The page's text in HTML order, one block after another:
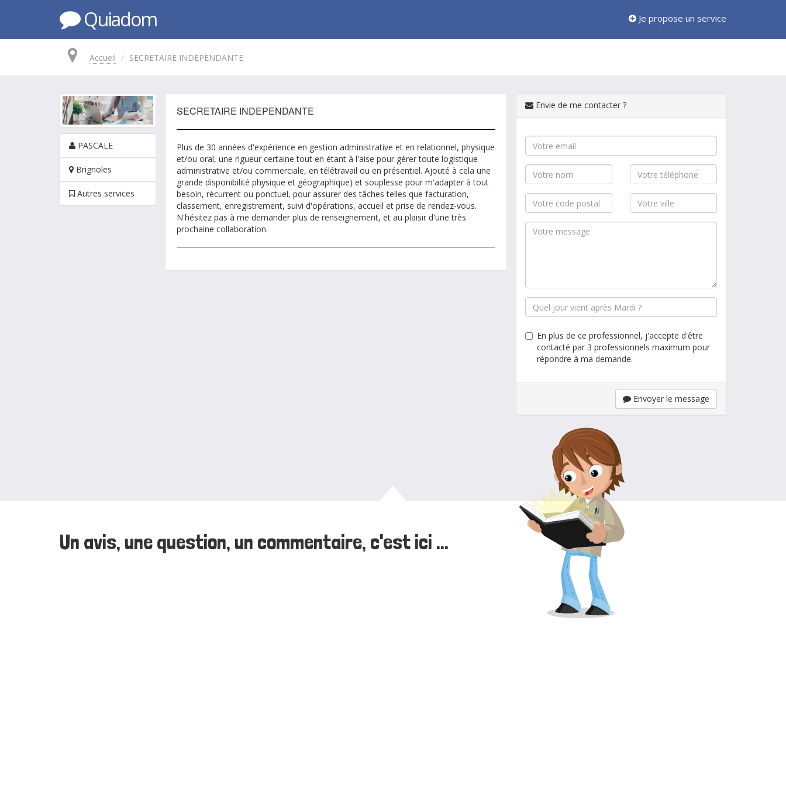
Quiadom Je propose un service
Accueil SECRETAIRE INDEPENDANTE
PASCALE
Brignoles
Autres services
SECRETAIRE INDEPENDANTE
Plus de 30 années d'expérience en gestion administrative et en relationnel, physique
et/ou oral, une rigueur certaine tout en étant à l'aise pour gérer toute logistique
administrative et/ou commerciale, en télétravail ou en présentiel. Ajouté à cela une
grande disponibilité physique et géographique) et souplesse pour m'adapter à tout
besoin, récurrent ou ponctuel, pour assurer des tâches telles que facturation,
classement, enregistrement, suivi d'opérations, accueil et prise de rendez-vous.
N'hésitez pas à me demander plus de renseignement, et au plaisir d'une très
prochaine collaboration.
Envie de me contacter ?
En plus de ce professionnel, j'accepte d'être
contacté par 3 professionnels maximum pour
répondre à ma demande.
Envoyer le message
Un avis, une question, un commentaire, c'est ici ...